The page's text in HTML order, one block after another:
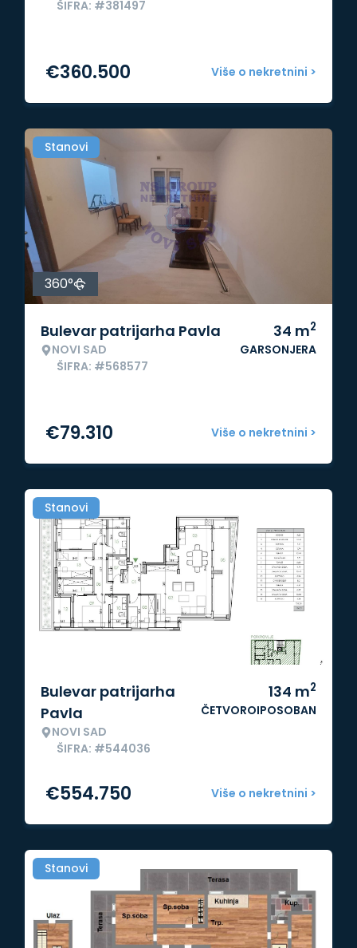
ŠIFRA: #381497
Više o nekretnini >
€360.500
Stanovi
360°
Bulevar patrijarha Pavla
NOVI SAD
ŠIFRA: #568577
34 m2
GARSONJERA
Više o nekretnini >
€79.310
Stanovi
Bulevar patrijarha
Pavla
NOVI SAD
ŠIFRA: #544036
134 m2
ČETVOROIPOSOBAN
Više o nekretnini >
€554.750
Stanovi